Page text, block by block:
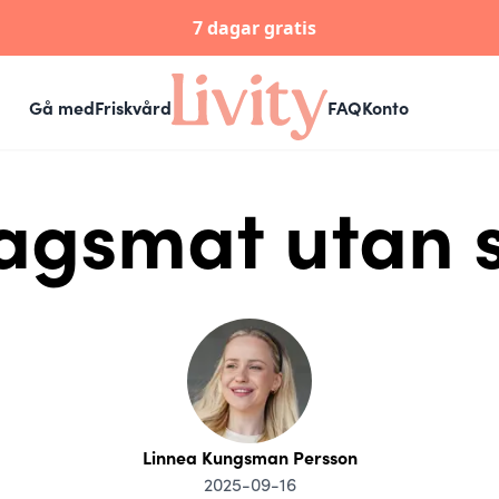
7 dagar gratis
Gå medFriskvård FAQKonto
utan
Linnea Kungsman Persson
2025-09-16